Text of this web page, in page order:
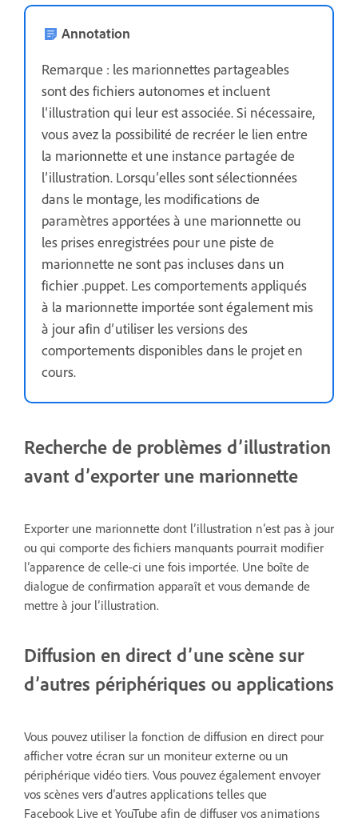
Annotation
Remarque : les marionnettes partageables
sont des fichiers autonomes et incluent
l’illustration qui leur est associée. Si nécessaire,
vous avez la possibilité de recréer le lien entre
la marionnette et une instance partagée de
l’illustration. Lorsqu’elles sont sélectionnées
dans le montage, les modifications de
paramètres apportées à une marionnette ou
les prises enregistrées pour une piste de
marionnette ne sont pas incluses dans un
fichier .puppet. Les comportements appliqués
à la marionnette importée sont également mis
à jour afin d’utiliser les versions des
comportements disponibles dans le projet en
cours.
Recherche de problèmes d’illustration
avant d’exporter une marionnette
Exporter une marionnette dont l’illustration n’est pas à jour
ou qui comporte des fichiers manquants pourrait modifier
l’apparence de celle-ci une fois importée. Une boîte de
dialogue de confirmation apparaît et vous demande de
mettre à jour l’illustration.
Diffusion en direct d’une scène sur
d’autres périphériques ou applications
Vous pouvez utiliser la fonction de diffusion en direct pour
afficher votre écran sur un moniteur externe ou un
périphérique vidéo tiers. Vous pouvez également envoyer
vos scènes vers d’autres applications telles que
Facebook Live et YouTube afin de diffuser vos animations